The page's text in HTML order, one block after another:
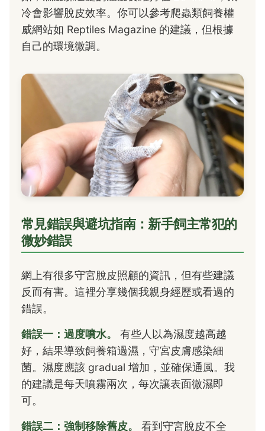
冷會影響脫皮效率。你可以參考爬蟲類飼養權
威網站如 Reptiles Magazine 的建議，但根據
自己的環境微調。
常見錯誤與避坑指南：新手飼主常犯的
微妙錯誤
網上有很多守宮脫皮照顧的資訊，但有些建議
反而有害。這裡分享幾個我親身經歷或看過的
錯誤。
錯誤一：過度噴水。
有些人以為濕度越高越
好，結果導致飼養箱過濕，守宮皮膚感染細
菌。濕度應該 gradual 增加，並確保通風。我
的建議是每天噴霧兩次，每次讓表面微濕即
可。
錯誤二：強制移除舊皮。
看到守宮脫皮不全